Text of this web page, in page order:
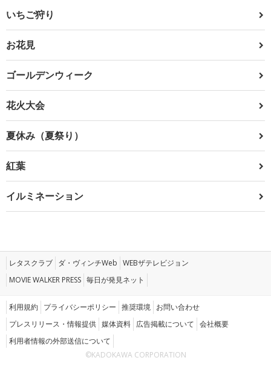
いちご狩り
お花見
ゴールデンウィーク
花火大会
夏休み（夏祭り）
紅葉
イルミネーション
レタスクラブ ダ・ヴィンチWeb WEBザテレビジョン
MOVIE WALKER PRESS 毎日が発見ネット
利用規約 プライバシーポリシー 推奨環境 お問い合わせ
プレスリリース・情報提供 媒体資料 広告掲載について 会社概要
利用者情報の外部送信について
©KADOKAWA CORPORATION